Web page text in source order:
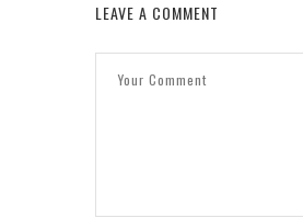
LEAVE A COMMENT